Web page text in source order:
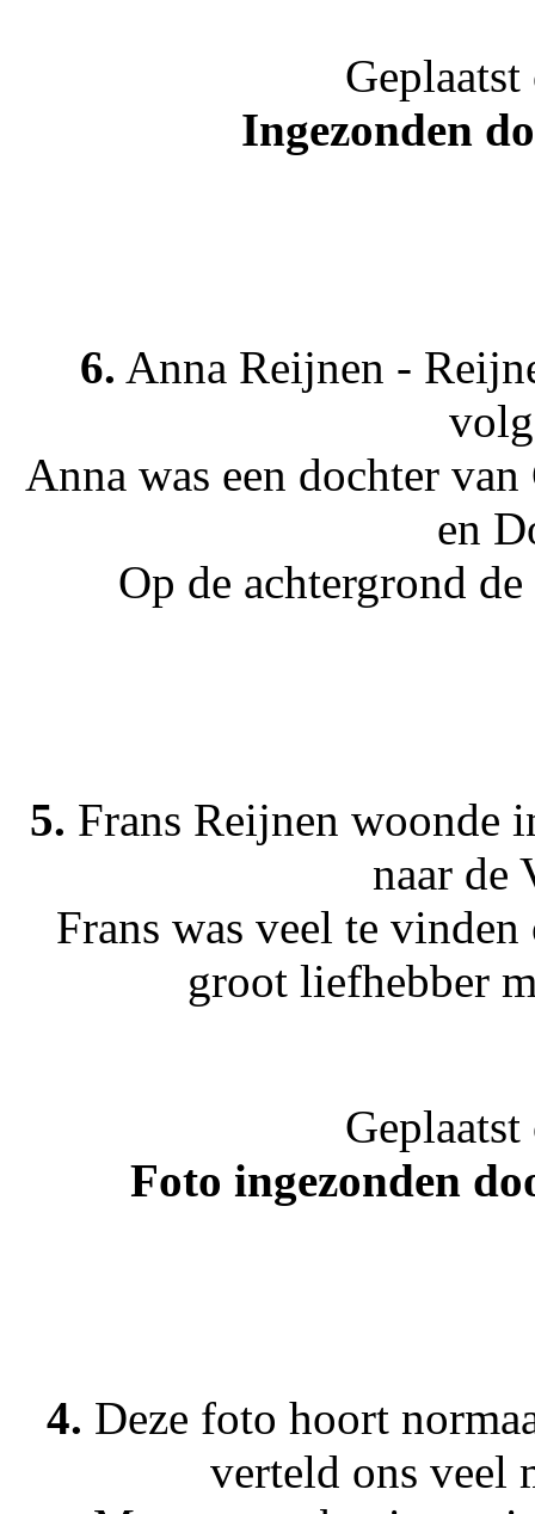
Ingezonden
6. Anna Reijnen -
Anna was een dochter
en
Op de achtergrond
5. Frans Reijnen woonde
naar de
Frans was veel te
groot liefhebber
Foto ingezonden
4. Deze foto hoort
verteld ons veel